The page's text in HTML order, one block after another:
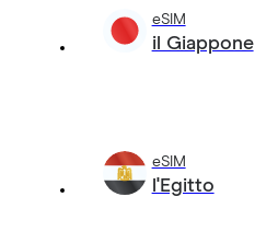
eSIM
il Giappone
eSIM
l'Egitto